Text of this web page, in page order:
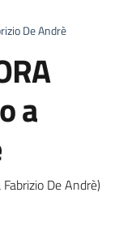
De Andrè
a
De Andrè)